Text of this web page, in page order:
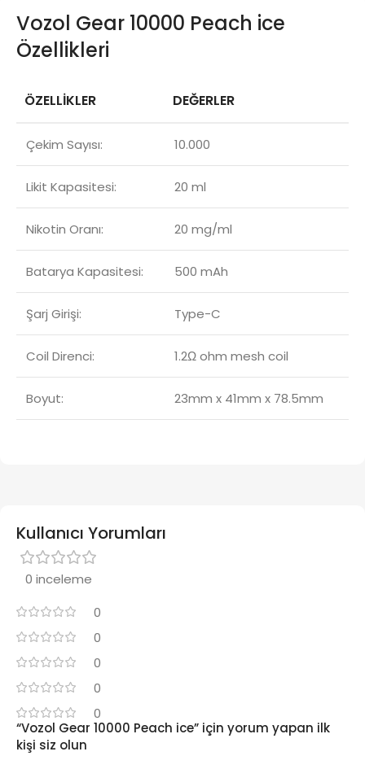
Vozol Gear 10000 Peach ice
Özellikleri
ÖZELLİKLER DEĞERLER
Çekim Sayısı: 10.000
Likit Kapasitesi: 20 ml
Nikotin Oranı: 20 mg/ml
Batarya Kapasitesi: 500 mAh
Şarj Girişi: Type-C
Coil Direnci: 1.2Ω ohm mesh coil
Boyut: 23mm x 41mm x 78.5mm
Kullanıcı Yorumları
0 inceleme
0
0
0
0
0
“Vozol Gear 10000 Peach ice” için yorum yapan ilk
kişi siz olun